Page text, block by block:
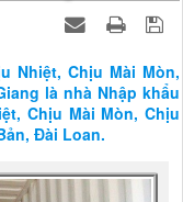
Nhiệt, Chịu Mài Mòn,
là nhà Nhập khẩu
Chịu Mài Mòn, Chịu
Đài Loan.